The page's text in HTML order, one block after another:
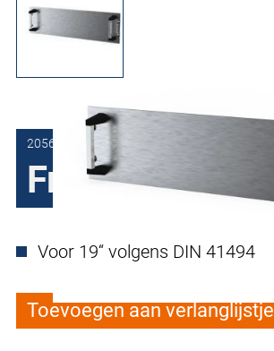
2056-7003-00-04
Frontplaten
Voor 19“ volgens DIN 41494
Toevoegen aan verlanglijstje